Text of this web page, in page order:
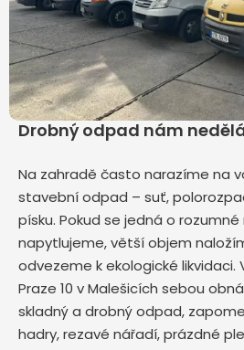
Drobný odpad nám
Na zahradě často narazíme na
stavební odpad – suť,
písku. Pokud se jedná o
napytlujeme, větší objem
odvezeme k ekologické likvidaci.
Praze 10 v Malešicích sebou
skladný a drobný odpad,
hadry, rezavé nářadí, prázdné